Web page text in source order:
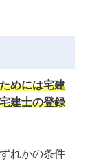
めには宅建
建士の登録
れかの条件